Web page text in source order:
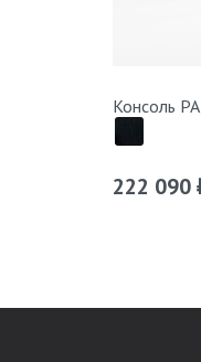
Консоль
222 090